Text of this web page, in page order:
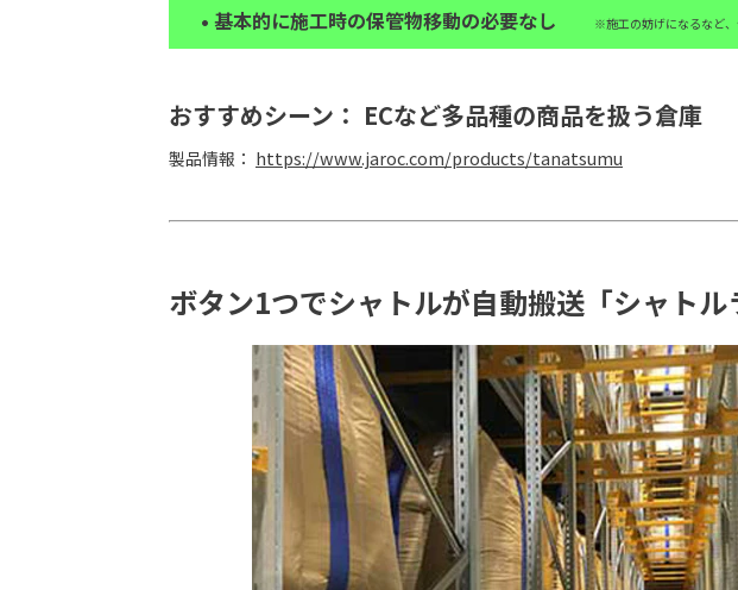
• 基本的に施工時の保管物移動の必要なし
※施工の妨げになるなど、
おすすめシーン： ECなど多品種の商品を扱う倉庫
製品情報： https://www.jaroc.com/products/tanatsumu
ボタン1つでシャトルが自動搬送「シャトル